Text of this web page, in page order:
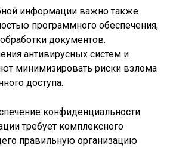
информации важно также
программного обеспечения,
документов.
антивирусных систем и
минимизировать риски взлома
доступа.
конфиденциальности
требует комплексного
правильную организацию